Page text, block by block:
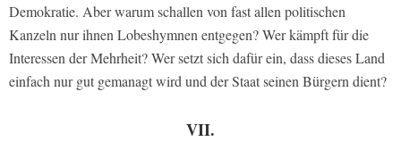
Demokratie. Aber warum schallen von fast allen politischen
Kanzeln nur ihnen Lobeshymnen entgegen? Wer kämpft für die
Interessen der Mehrheit? Wer setzt sich dafür ein, dass dieses Land
einfach nur gut gemanagt wird und der Staat seinen Bürgern dient?
VII.